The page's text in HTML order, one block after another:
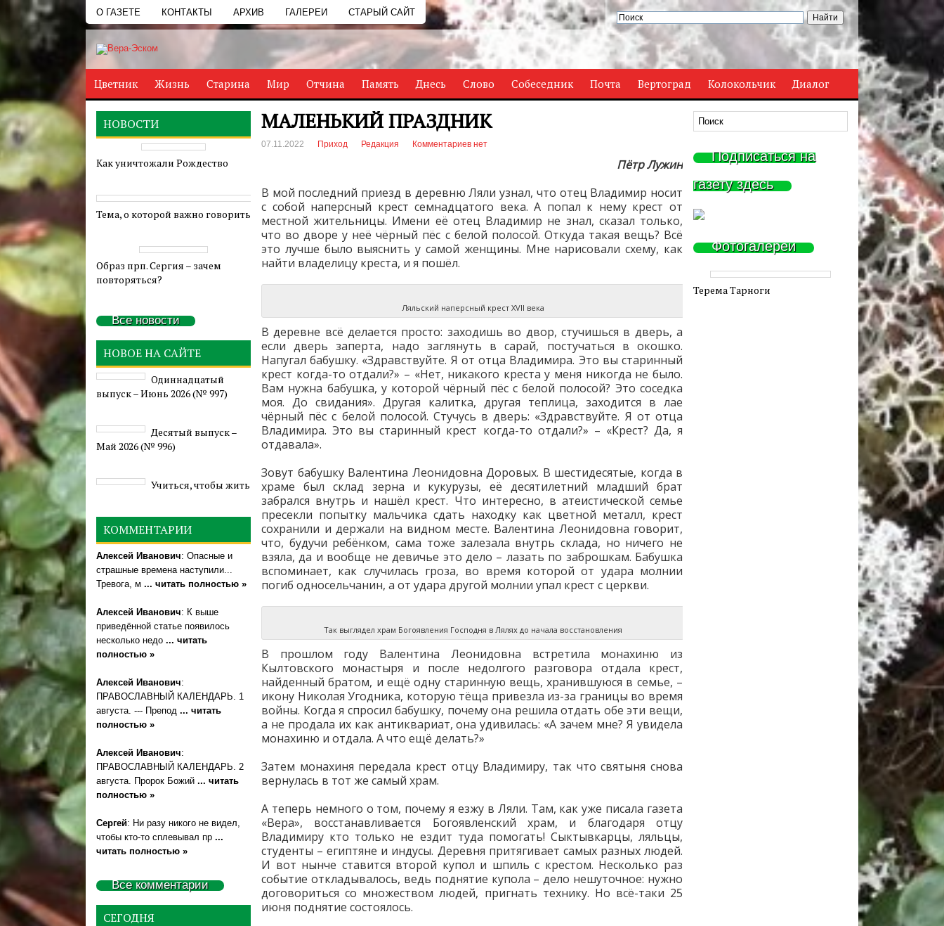
О ГАЗЕТЕ КОНТАКТЫ АРХИВ ГАЛЕРЕИ СТАРЫЙ САЙТ
Цветник Жизнь Старина Мир Отчина Память Днесь Слово Собеседник Почта Вертоград Колокольчик Диалог
МАЛЕНЬКИЙ ПРАЗДНИК
07.11.2022 Приход Редакция Комментариев нет
Пётр Лужин
В мой последний приезд в деревню Ляли узнал, что отец Владимир носит
с собой наперсный крест семнадцатого века. А попал к нему крест от
местной жительницы. Имени её отец Владимир не знал, сказал только,
что во дворе у неё чёрный пёс с белой полосой. Откуда такая вещь? Всё
это лучше было выяснить у самой женщины. Мне нарисовали схему, как
найти владелицу креста, и я пошёл.
Ляльский наперсный крест XVII века
В деревне всё делается просто: заходишь во двор, стучишься в дверь, а
если дверь заперта, надо заглянуть в сарай, постучаться в окошко.
Напугал бабушку. «Здравствуйте. Я от отца Владимира. Это вы старинный
крест когда-то отдали?» – «Нет, никакого креста у меня никогда не было.
Вам нужна бабушка, у которой чёрный пёс с белой полосой? Это соседка
моя. До свидания». Другая калитка, другая теплица, заходится в лае
чёрный пёс с белой полосой. Стучусь в дверь: «Здравствуйте. Я от отца
Владимира. Это вы старинный крест когда-то отдали?» – «Крест? Да, я
отдавала».
Зовут бабушку Валентина Леонидовна Доровых. В шестидесятые, когда в
храме был склад зерна и кукурузы, её десятилетний младший брат
забрался внутрь и нашёл крест. Что интересно, в атеистической семье
пресекли попытку мальчика сдать находку как цветной металл, крест
сохранили и держали на видном месте. Валентина Леонидовна говорит,
что, будучи ребёнком, сама тоже залезала внутрь склада, но ничего не
взяла, да и вообще не девичье это дело – лазать по заброшкам. Бабушка
вспоминает, как случилась гроза, во время которой от удара молнии
погиб односельчанин, а от удара другой молнии упал крест с церкви.
Так выглядел храм Богоявления Господня в Лялях до начала восстановления
В прошлом году Валентина Леонидовна встретила монахиню из
Кылтовского монастыря и после недолгого разговора отдала крест,
найденный братом, и ещё одну старинную вещь, хранившуюся в семье, –
икону Николая Угодника, которую тёща привезла из-за границы во время
войны. Когда я спросил бабушку, почему она решила отдать обе эти вещи,
а не продала их как антиквариат, она удивилась: «А зачем мне? Я увидела
монахиню и отдала. А что ещё делать?»
Затем монахиня передала крест отцу Владимиру, так что святыня снова
вернулась в тот же самый храм.
А теперь немного о том, почему я езжу в Ляли. Там, как уже писала газета
«Вера», восстанавливается Богоявленский храм, и благодаря отцу
Владимиру кто только не ездит туда помогать! Сыктывкарцы, ляльцы,
студенты – египтяне и индусы. Деревня притягивает самых разных людей.
И вот нынче ставится второй купол и шпиль с крестом. Несколько раз
событие откладывалось, ведь поднятие купола – дело нешуточное: нужно
договориться со множеством людей, пригнать технику. Но всё-таки 25
июня поднятие состоялось.
НОВОСТИ
Как уничтожали Рождество
Тема, о которой важно говорить
Образ прп. Сергия – зачем
повторяться?
Все новости
НОВОЕ НА САЙТЕ
Одиннадцатый
выпуск – Июнь 2026 (№ 997)
Деcятый выпуск –
Май 2026 (№ 996)
Учиться, чтобы жить
КОММЕНТАРИИ
Алексей Иванович: Опасные и
страшные времена наступили...
Тревога, м ... читать полностью »
Алексей Иванович: К выше
приведённой статье появилось
несколько недо ... читать
полностью »
Алексей Иванович:
ПРАВОСЛАВНЫЙ КАЛЕНДАРЬ. 1
августа. --- Препод ... читать
полностью »
Алексей Иванович:
ПРАВОСЛАВНЫЙ КАЛЕНДАРЬ. 2
августа. Пророк Божий ... читать
полностью »
Сергей: Ни разу никого не видел,
чтобы кто-то сплевывал пр ...
читать полностью »
Все комментарии
СЕГОДНЯ
Подписаться на
газету здесь
Фотогалереи
Терема Тарноги